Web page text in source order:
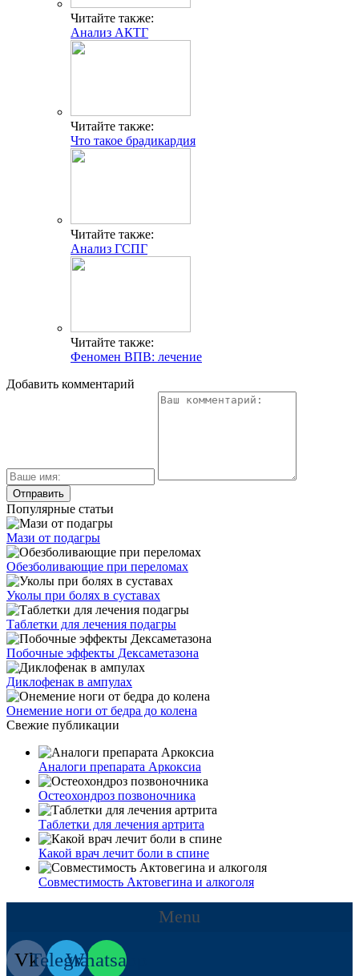
Читайте также:
Анализ АКТГ
Читайте также:
Что такое брадикардия
Читайте также:
Анализ ГСПГ
Читайте также:
Феномен ВПВ: лечение
Добавить комментарий
Популярные статьи
Мази от подагры
Обезболивающие при переломах
Уколы при болях в суставах
Таблетки для лечения подагры
Побочные эффекты Дексаметазона
Диклофенак в ампулах
Онемение ноги от бедра до колена
Свежие публикации
Аналоги препарата Аркоксиа
Остеохондроз позвоночника
Таблетки для лечения артрита
Какой врач лечит боли в спине
Совместимость Актовегина и алкоголя
Menu
VkTelegram
Whatsapp